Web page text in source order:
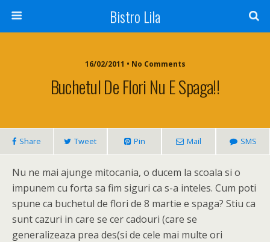
Bistro Lila
16/02/2011 • No Comments
Buchetul De Flori Nu E Spaga!!
Share Tweet Pin Mail SMS
Nu ne mai ajunge mitocania, o ducem la scoala si o
impunem cu forta sa fim siguri ca s-a inteles. Cum poti
spune ca buchetul de flori de 8 martie e spaga? Stiu ca
sunt cazuri in care se cer cadouri (care se
generalizeaza prea des(si de cele mai multe ori